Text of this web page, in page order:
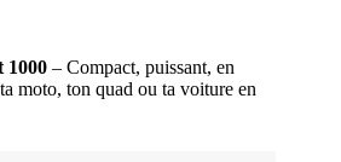
1000 – Compact, puissant, en
moto, ton quad ou ta voiture en